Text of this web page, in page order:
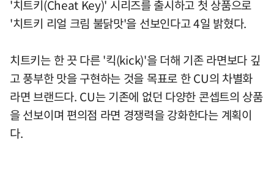
'치트키(Cheat Key)' 시리즈를 출시하고 첫 상품으로
'치트키 리얼 크림 불닭맛'을 선보인다고 4일 밝혔다.
치트키는 한 끗 다른 '킥(kick)'을 더해 기존 라면보다 깊
고 풍부한 맛을 구현하는 것을 목표로 한 CU의 차별화
라면 브랜드다. CU는 기존에 없던 다양한 콘셉트의 상품
을 선보이며 편의점 라면 경쟁력을 강화한다는 계획이
다.